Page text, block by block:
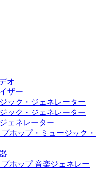
オ
ザー
ック・ジェネレーター
ック・ジェネレーター
ェネレーター
ホップ・ミュージック・
ホップ 音楽ジェネレー